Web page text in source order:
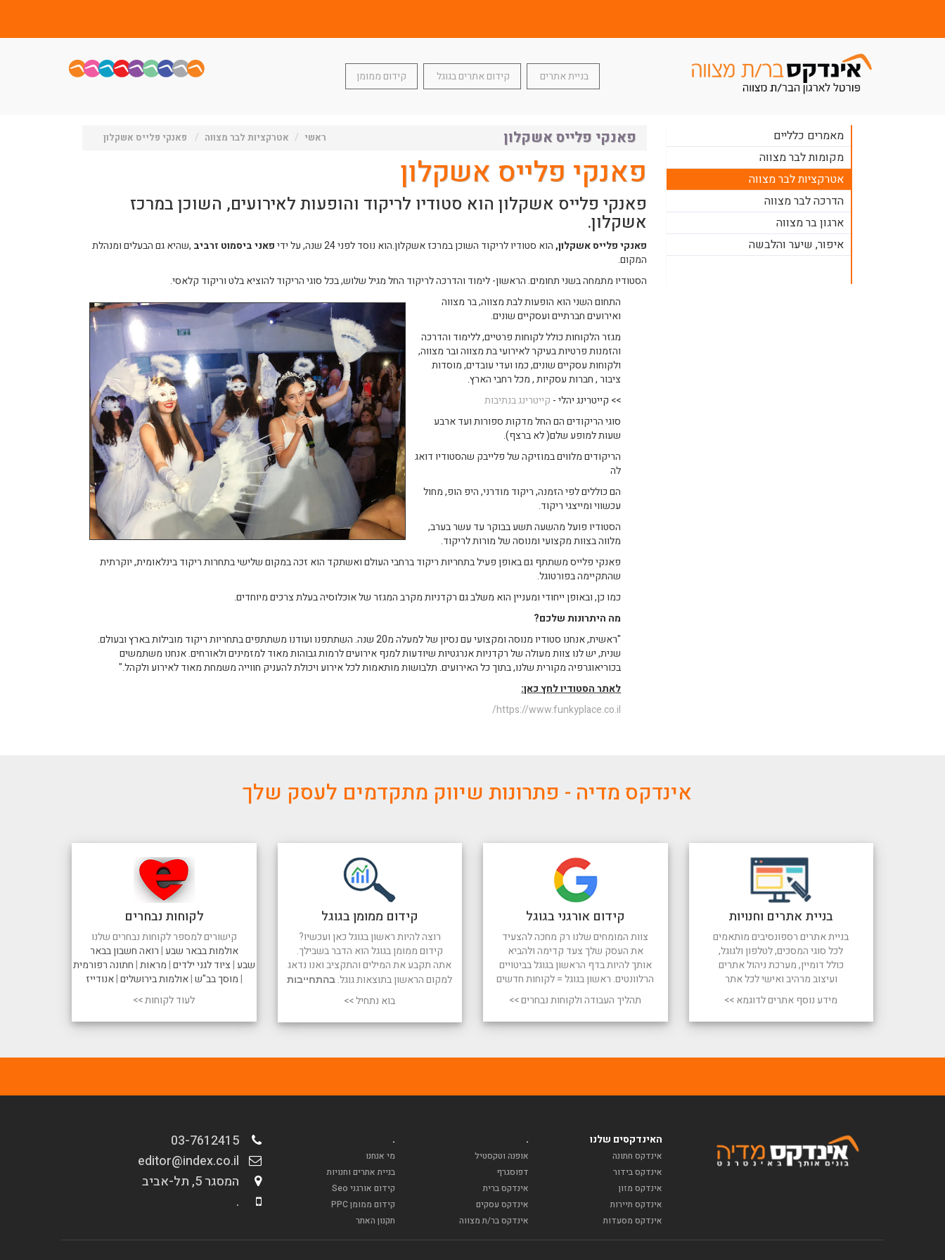
בניית אתרים קידום אתרים בגוגל קידום ממומן
מאמרים כלליים
מקומות לבר מצווה
אטרקציות לבר מצווה
הדרכה לבר מצווה
ארגון בר מצווה
איפור, שיער והלבשה
פאנקי פלייס אשקלון ראשי אטרקציות לבר מצווה פאנקי פלייס אשקלון
פאנקי פלייס אשקלון
פאנקי פלייס אשקלון הוא סטודיו לריקוד והופעות לאירועים, השוכן במרכז
אשקלון.
פאנקי פלייס אשקלון,הוא סטודיו לריקוד השוכן במרכז אשקלון.הוא נוסד לפני 24 שנה, על ידי פאני ביסמוט זרביב ,שהיא גם הבעלים ומנהלת
המקום.
הסטודיו מתמחה בשני תחומים. הראשון- לימוד והדרכה לריקוד החל מגיל שלוש, בכל סוגי הריקוד להוציא בלט וריקוד קלאסי.
התחום השני הוא הופעות לבת מצווה, בר מצווה
ואירועים חברתיים ועסקיים שונים.
מגזר הלקוחות כולל לקוחות פרטיים, ללימוד והדרכה
והזמנות פרטיות בעיקר לאירועי בת מצווה ובר מצווה,
ולקוחות עסקיים שונים, כמו ועדי עובדים, מוסדות
ציבור , חברות עסקיות , מכל רחבי הארץ.
>> קייטרינג יהלי - קייטרינג בנתיבות
סוגי הריקודים הם החל מדקות ספורות ועד ארבע
שעות למופע שלם( לא ברצף).
הריקודים מלווים במוזיקה של פלייבק שהסטודיו דואג
לה
הם כוללים לפי הזמנה, ריקוד מודרני, היפ הופ, מחול
עכשווי ומייצגי ריקוד.
הסטודיו פועל מהשעה תשע בבוקר עד עשר בערב,
מלווה בצוות מקצועי ומנוסה של מורות לריקוד.
פאנקי פלייס משתתף גם באופן פעיל בתחריות ריקוד ברחבי העולם ואשתקד הוא זכה במקום שלישי בתחרות ריקוד בינלאומית, יוקרתית
שהתקיימה בפורטוגל.
כמו כן, ובאופן ייחודי ומעניין הוא משלב גם רקדניות מקרב המגזר של אוכלוסיה בעלת צרכים מיוחדים.
מה היתרונות שלכם?
"ראשית, אנחנו סטודיו מנוסה ומקצועי עם נסיון של למעלה מ20 שנה. השתתפנו ועודנו משתתפים בתחריות ריקוד מובילות בארץ ובעולם.
שנית, יש לנו צוות מעולה של רקדניות אנרגטיות שיודעות למנף אירועים לרמות גבוהות מאוד למזמינים ולאורחים. אנחנו משתמשים
בכוריאוגרפיה מקורית שלנו, בתוך כל האירועים. תלבושות מותאמות לכל אירוע ויכולת להעניק חווייה משמחת מאוד לאירוע ולקהל."
לאתר הסטודיו לחץ כאן:
https://www.funkyplace.co.il/
אינדקס מדיה - פתרונות שיווק מתקדמים לעסק שלך
לקוחות נבחרים
קישורים למספר לקוחות נבחרים שלנו
אולמות בבאר שבע|רואה חשבון בבאר
שבע|ציוד לגני ילדים|מראות|חתונה רפורמית
|מוסך בב"ש|אולמות בירושלים|אנודייז
לעוד לקוחות >>
קידום ממומן בגוגל
רוצה להיות ראשון בגוגל כאן ועכשיו?
קידום ממומן בגוגל הוא הדבר בשבילך.
אתה תקבע את המילים והתקציב ואנו נדאג
למקום הראשון בתוצאות גוגל. בהתחייבות
בוא נתחיל >>
קידום אורגני בגוגל
צוות המומחים שלנו רק מחכה להצעיד
את העסק שלך צעד קדימה ולהביא
אותך להיות בדף הראשון בגוגל בביטויים
הרלוונטים. ראשון בגוגל = לקוחות חדשים
תהליך העבודה ולקוחות נבחרים >>
בניית אתרים וחנויות
בניית אתרים רספונסיבים מותאמים
לכל סוגי המסכים, לטלפון ולגוגל,
כולל דומיין, מערכת ניהול אתרים
ועיצוב מרהיב ואישי לכל אתר
מידע נוסף אתרים לדוגמא >>
המסגר 5, תל-אביב
.
.
מי אנחנו
בניית אתרים וחנויות
קידום אורגני Seo
קידום ממומן PPC
תקנון האתר
.
אופנה וטקסטיל
דפוסגרף
אינדקס ברית
אינדקס עסקים
אינדקס בר/ת מצווה
האינדקסים שלנו
אינדקס חתונה
אינדקס בידור
אינדקס מזון
אינדקס תיירות
אינדקס מסעדות